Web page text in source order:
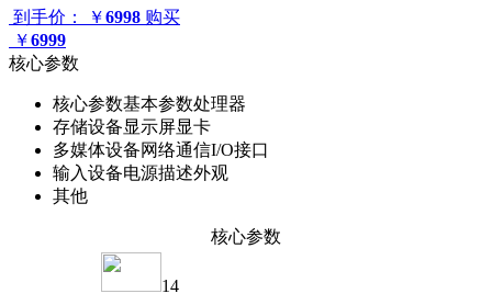
到手价： ￥6998 购买
￥6999
核心参数
核心参数基本参数处理器
存储设备显示屏显卡
多媒体设备网络通信I/O接口
输入设备电源描述外观
其他
核心参数
14